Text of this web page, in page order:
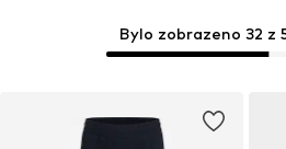
Bylo zobrazeno 32 z